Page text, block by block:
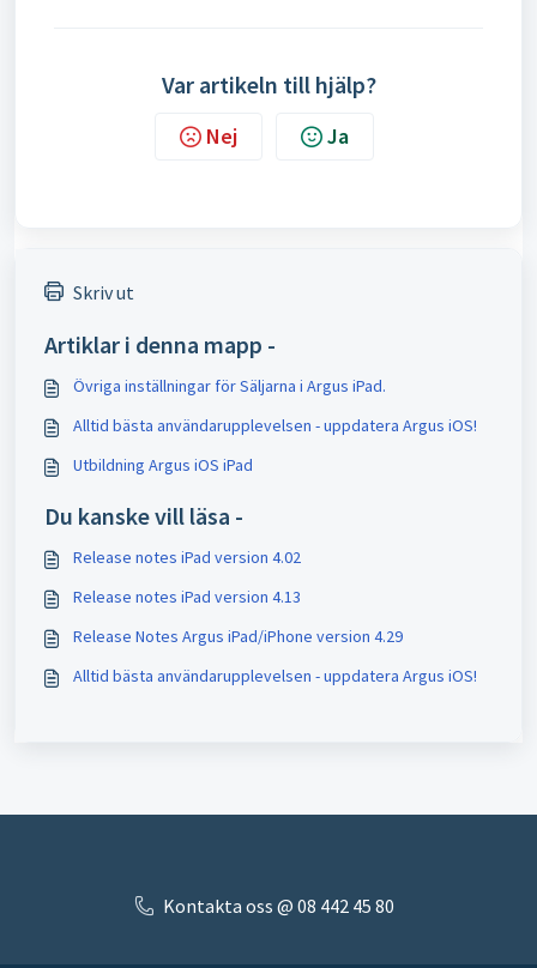
Var artikeln till hjälp?
Nej Ja
Skriv ut
Artiklar i denna mapp -
Övriga inställningar för Säljarna i Argus iPad.
Alltid bästa användarupplevelsen - uppdatera Argus iOS!
Utbildning Argus iOS iPad
Du kanske vill läsa -
Release notes iPad version 4.02
Release notes iPad version 4.13
Release Notes Argus iPad/iPhone version 4.29
Alltid bästa användarupplevelsen - uppdatera Argus iOS!
Kontakta oss @ 08 442 45 80